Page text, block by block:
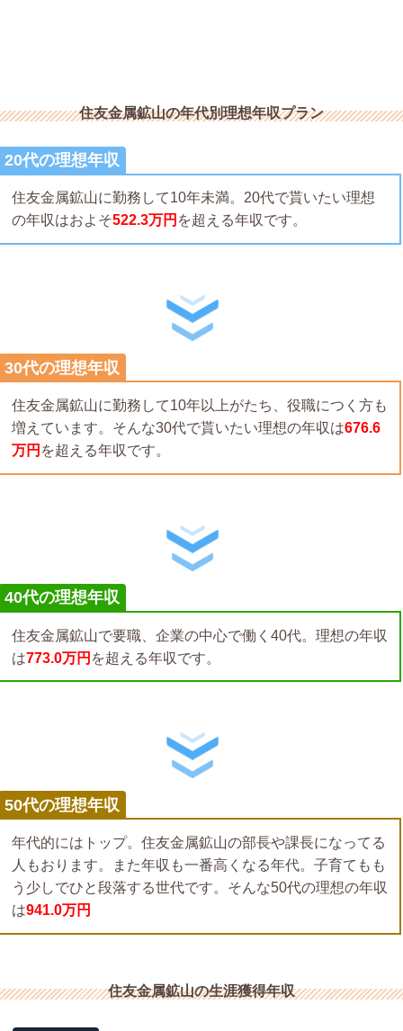
住友金属鉱山の年代別理想年収プラン
20代の理想年収
住友金属鉱山に勤務して10年未満。20代で貰いたい理想
の年収はおよそ522.3万円 を超える年収です。
30代の理想年収
住友金属鉱山に勤務して10年以上がたち、役職につく方も
増えています。そんな30代で貰いたい理想の年収は676.6
万円 を超える年収です。
40代の理想年収
住友金属鉱山で要職、企業の中心で働く40代。理想の年収
は773.0万円 を超える年収です。
50代の理想年収
年代的にはトップ。住友金属鉱山の部長や課長になってる
人もおります。また年収も一番高くなる年代。子育てもも
う少しでひと段落する世代です。そんな50代の理想の年収
は941.0万円
住友金属鉱山の生涯獲得年収